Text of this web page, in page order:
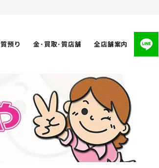
質預り 金･買取･質店舗 全店舗案内